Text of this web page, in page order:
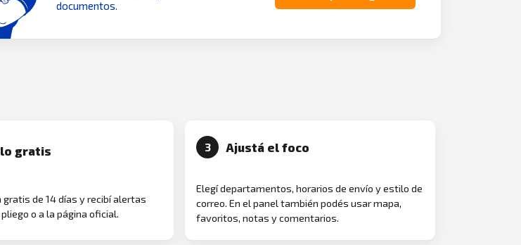
documentos.
gratis
gratis de 14 días y recibí alertas
o a la página oficial.
3 Ajustá el foco
Elegí departamentos, horarios de envío y estilo de
correo. En el panel también podés usar mapa,
favoritos, notas y comentarios.